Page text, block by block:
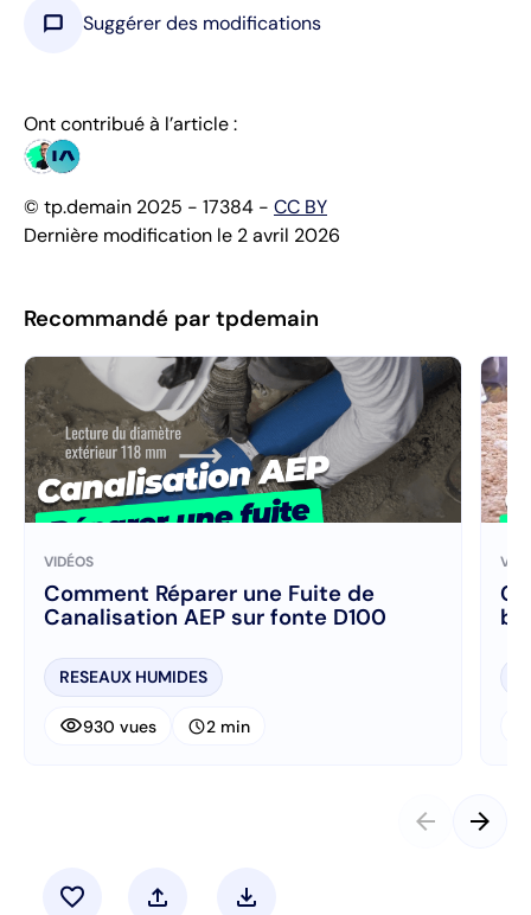
chat_bubble Suggérer des modifications
Ont contribué à l’article :
© tp.demain 2025 - 17384 - CC BY
Dernière modification le 2 avril 2026
Recommandé par tpdemain
VIDÉOS
Comment Réparer une Fuite de
Canalisation AEP sur fonte D100
RESEAUX HUMIDES
visibility930 vues schedule2 min
arrow_back arrow_forward
favorite upload download